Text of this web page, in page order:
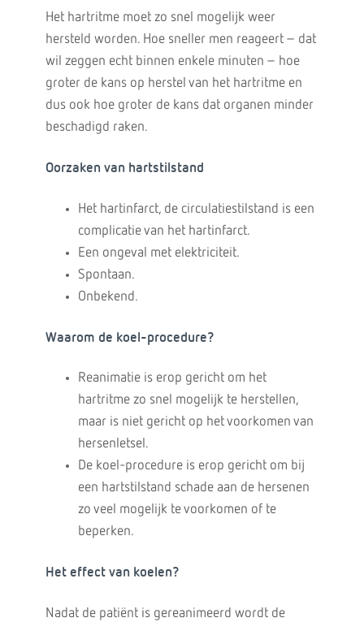
Het hartritme moet zo snel mogelijk weer
hersteld worden. Hoe sneller men reageert – dat
wil zeggen echt binnen enkele minuten – hoe
groter de kans op herstel van het hartritme en
dus ook hoe groter de kans dat organen minder
beschadigd raken.
Oorzaken van hartstilstand
Het hartinfarct, de circulatiestilstand is een
complicatie van het hartinfarct.
Een ongeval met elektriciteit.
Spontaan.
Onbekend.
Waarom de koel-procedure?
Reanimatie is erop gericht om het
hartritme zo snel mogelijk te herstellen,
maar is niet gericht op het voorkomen van
hersenletsel.
De koel-procedure is erop gericht om bij
een hartstilstand schade aan de hersenen
zo veel mogelijk te voorkomen of te
beperken.
Het effect van koelen?
Nadat de patiënt is gereanimeerd wordt de